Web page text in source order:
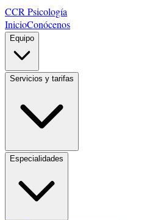
CCR Psicología
InicioConócenos
Equipo
Servicios y tarifas
Especialidades